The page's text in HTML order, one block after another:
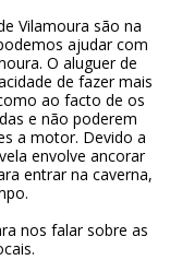
Vilamoura são na
ajudar com
O aluguer de
de fazer mais
ao facto de os
e não poderem
a motor. Devido a
envolve ancorar
entrar na caverna,
nos falar sobre as